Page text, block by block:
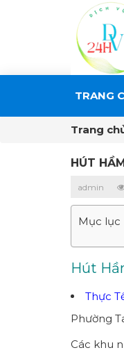
TRANG
Trang
HÚT
admin
Mục lục
Hút
Thực
Phường
Các khu